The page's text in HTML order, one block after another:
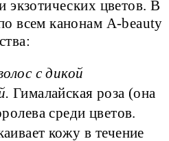
экзотических цветов. В
всем канонам A-beauty
с дикой
Гималайская роза (она
среди цветов.
кожу в течение